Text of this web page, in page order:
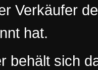
Verkäufer
hat.
behält sich